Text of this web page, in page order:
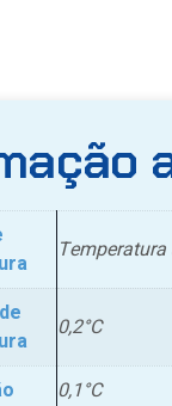
0,2°C
0,1°C